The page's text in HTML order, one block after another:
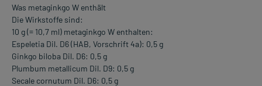
Was metaginkgo W enthält
Die Wirkstoffe sind:
10 g (= 10,7 ml) metaginkgo W enthalten:
Espeletia Dil. D6 (HAB, Vorschrift 4a): 0,5 g
Ginkgo biloba Dil. D6: 0,5 g
Plumbum metallicum Dil. D9: 0,5 g
Secale cornutum Dil. D6: 0,5 g